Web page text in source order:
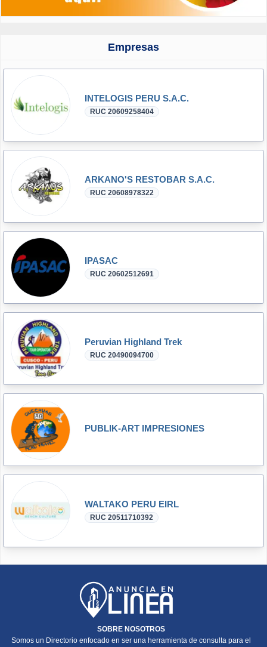
Empresas
INTELOGIS PERU S.A.C.
RUC 20609258404
ARKANO'S RESTOBAR S.A.C.
RUC 20608978322
IPASAC
RUC 20602512691
Peruvian Highland Trek
RUC 20490094700
PUBLIK-ART IMPRESIONES
WALTAKO PERU EIRL
RUC 20511710392
SOBRE NOSOTROS
Somos un Directorio enfocado en ser una herramienta de consulta para el